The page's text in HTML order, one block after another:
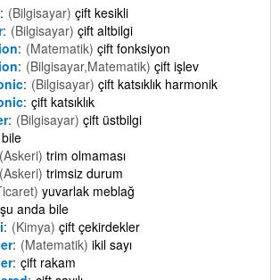
(Bilgisayar) çift kesikli
(Bilgisayar) çift altbilgi
(Matematik) çift fonksiyon
(Bilgisayar,Matematik) çift işlev
(Bilgisayar) çift katsıklık harmonik
çift katsıklık
(Bilgisayar) çift üstbilgi
(Askeri) trim olmaması
(Askeri) trimsiz durum
yuvarlak meblağ
şu anda bile
(Kimya) çift çekirdekler
(Matematik) ikil sayı
çift rakam